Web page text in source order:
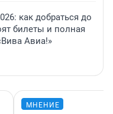
как добраться до
билеты и полная
Авиа!»
МНЕНИЕ